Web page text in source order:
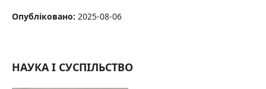
Опубліковано: 2025-08-06
НАУКА І СУСПІЛЬСТВО